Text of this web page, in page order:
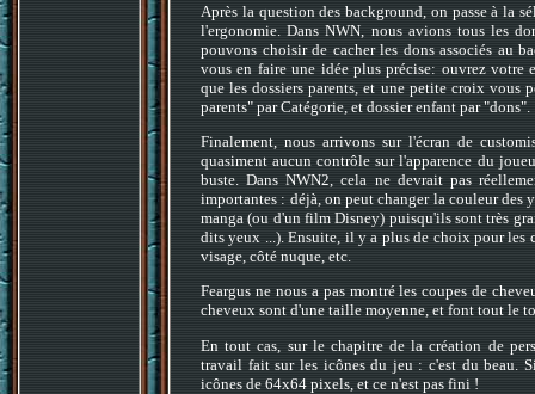
Après la question des background, on passe à la
l'ergonomie. Dans NWN, nous avions tous les
pouvons choisir de cacher les dons associés au
vous en faire une idée plus précise: ouvrez votre
que les dossiers parents, et une petite croix vous
parents" par Catégorie, et dossier enfant par "dons".
Finalement, nous arrivons sur l'écran de
quasiment aucun contrôle sur l'apparence du
buste. Dans NWN2, cela ne devrait pas
importantes : déjà, on peut changer la couleur des
manga (ou d'un film Disney) puisqu'ils sont très
dits yeux ...). Ensuite, il y a plus de choix pour les
visage, côté nuque, etc.
Feargus ne nous a pas montré les coupes de
cheveux sont d'une taille moyenne, et font tout le
En tout cas, sur le chapitre de la création de
travail fait sur les icônes du jeu : c'est du beau.
icônes de 64x64 pixels, et ce n'est pas fini !